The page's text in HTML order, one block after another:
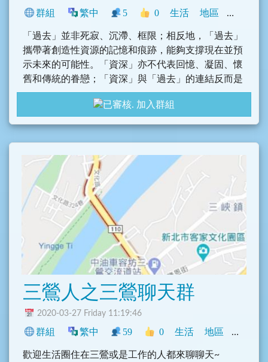
群組 繁中 5 0 生活 地區 臺灣
「過去」並非死寂、沉滯、框限；相反地，「過去」
攜帶著創造性資源的記憶和痕跡，能夠支撐現在並預
示未來的可能性。「資深」亦不代表回憶、凝固、懷
舊和傳統的眷戀；「資深」與「過去」的連結反而是
它現在生存的契機和展望未來的願景。
加入群組
三鶯人之三鶯聊天群
2020-03-27 Friday 11:19:46
群組 繁中 59 0 生活 地區 中文圈
歡迎生活圈住在三鶯或是工作的人都來聊聊天~